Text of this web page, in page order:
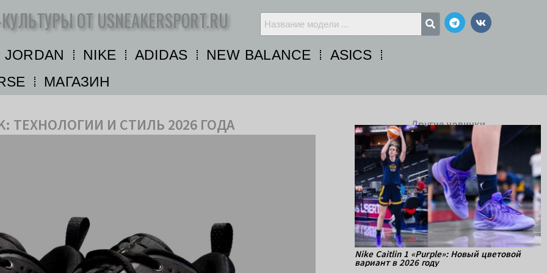
ОТ USNEAKERSPORT.RU Telegram
Vk
JORDAN NIKE ADIDAS NEW BALANCE
ASICS
МАГАЗИН
ТЕХНОЛОГИИ И СТИЛЬ 2026 ГОДА Другие новинки
Nike Caitlin 1 «Purple»: Новый цветовой
вариант в 2026 году